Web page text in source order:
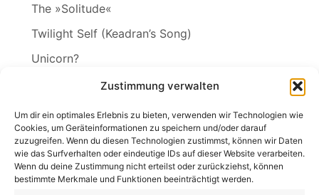
Zustimmung verwalten
Um dir ein optimales Erlebnis zu bieten, verwenden wir Technologien wie
Cookies, um Geräteinformationen zu speichern und/oder darauf
zuzugreifen. Wenn du diesen Technologien zustimmst, können wir Daten
wie das Surfverhalten oder eindeutige IDs auf dieser Website verarbeiten.
Wenn du deine Zustimmung nicht erteilst oder zurückziehst, können
bestimmte Merkmale und Funktionen beeinträchtigt werden.
The »Solitude«
Twilight Self (Keadran’s Song)
Unicorn?
Search